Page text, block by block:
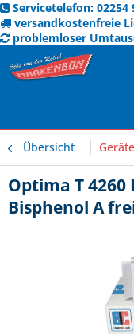
Servicetelefon: 02254
versandkostenfreie
problemloser
Übersicht
Optima T 4260
Bisphenol A